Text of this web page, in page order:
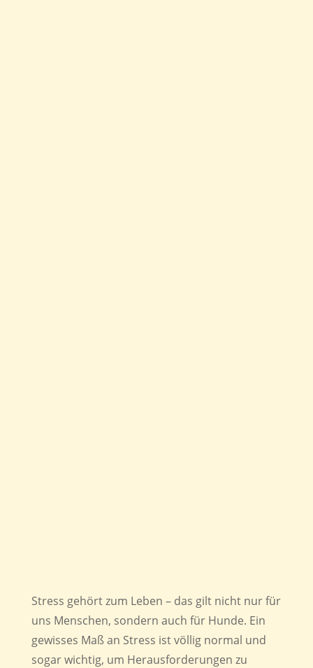
Stress gehört zum Leben – das gilt nicht nur für
uns Menschen, sondern auch für Hunde. Ein
gewisses Maß an Stress ist völlig normal und
sogar wichtig, um Herausforderungen zu